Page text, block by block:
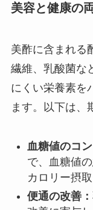
美容と健康の
美酢に含まれる
繊維、乳酸菌な
にくい栄養素を
ます。以下は、
血糖値のコ
で、血糖値
カロリー摂取
便通の改善：